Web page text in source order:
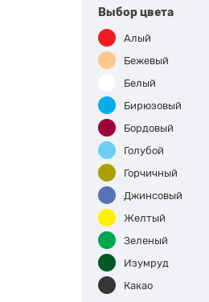
Выбор цвета
Алый
Бежевый
Белый
Бирюзовый
Бордовый
Голубой
Горчичный
Джинсовый
Желтый
Зеленый
Изумруд
Какао